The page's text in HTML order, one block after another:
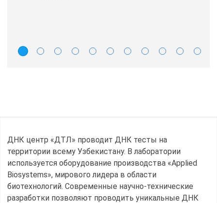
ДНК центр «ДТЛ» проводит ДНК тесты на
территории всему Узбекистану. В лаборатории
используется оборудование производства «Applied
Biosystems», мирового лидера в области
биотехнологий. Современные научно-технические
разработки позволяют проводить уникальные ДНК